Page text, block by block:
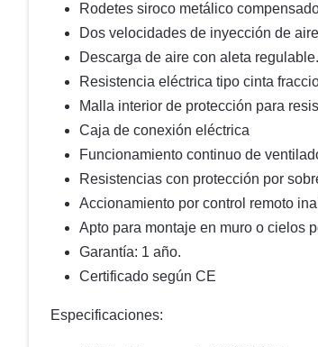
Rodetes siroco metálico
Dos velocidades de inyección de
Descarga de aire con aleta regulable.
Resistencia eléctrica tipo cinta
Malla interior de protección para
Caja de conexión eléctrica
Funcionamiento continuo de
Resistencias con protección por
Accionamiento por control remoto
Apto para montaje en muro o cielos
Garantía: 1 año.
Certificado según CE
Especificaciones: